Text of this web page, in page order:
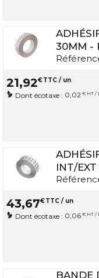
30MM -
21,92€TTC / un
Dont écotaxe : 0,02 € HT /
INT/
43,67€TTC / un
Dont écotaxe : 0,06 € HT /
BANDE